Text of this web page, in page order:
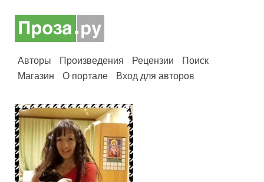
Авторы Произведения Рецензии
Поиск
Магазин
О портале Вход для авторов